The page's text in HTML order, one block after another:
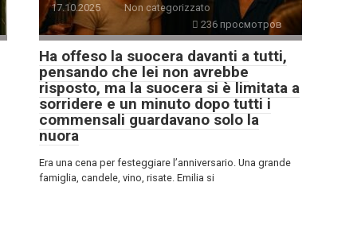
17.10.2025
Non categorizzato
236 просмотров
Ha offeso la suocera davanti a tutti,
pensando che lei non avrebbe
risposto, ma la suocera si è limitata a
sorridere e un minuto dopo tutti i
commensali guardavano solo la
nuora
Era una cena per festeggiare l’anniversario. Una grande
famiglia, candele, vino, risate. Emilia si